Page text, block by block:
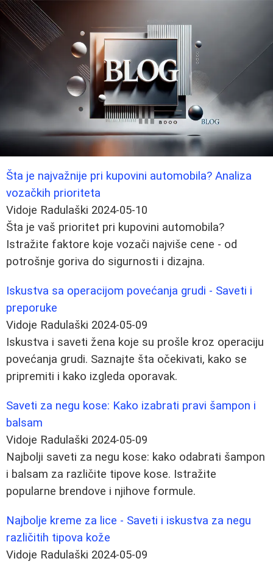
Šta je najvažnije pri kupovini automobila? Analiza
vozačkih prioriteta
Vidoje Radulaški 2024-05-10
Šta je vaš prioritet pri kupovini automobila?
Istražite faktore koje vozači najviše cene - od
potrošnje goriva do sigurnosti i dizajna.
Iskustva sa operacijom povećanja grudi - Saveti i
preporuke
Vidoje Radulaški 2024-05-09
Iskustva i saveti žena koje su prošle kroz operaciju
povećanja grudi. Saznajte šta očekivati, kako se
pripremiti i kako izgleda oporavak.
Saveti za negu kose: Kako izabrati pravi šampon i
balsam
Vidoje Radulaški 2024-05-09
Najbolji saveti za negu kose: kako odabrati šampon
i balsam za različite tipove kose. Istražite
popularne brendove i njihove formule.
Najbolje kreme za lice - Saveti i iskustva za negu
različitih tipova kože
Vidoje Radulaški 2024-05-09